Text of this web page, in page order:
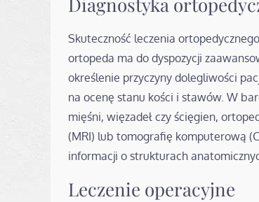
Skuteczność leczenia
ortopeda ma do dyspozycji
określenie przyczyny dolegliwości
na ocenę stanu kości i stawów. W
mięśni, więzadeł czy ścięgien,
(MRI) lub tomografię komputerową
informacji o strukturach
Leczenie operacyjne